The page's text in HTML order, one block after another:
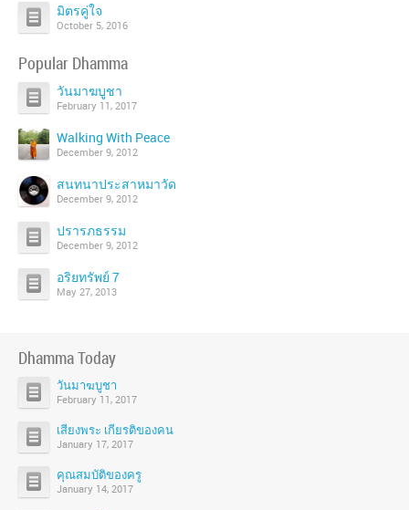
มิตรคู่ใจ
October 5, 2016
Popular Dhamma
วันมาฆบูชา
February 11, 2017
Walking With Peace
December 9, 2012
สนทนาประสาหมาวัด
December 9, 2012
ปรารภธรรม
December 9, 2012
อริยทรัพย์ 7
May 27, 2013
Dhamma Today
วันมาฆบูชา
February 11, 2017
เสียงพระ เกียรติของคน
January 17, 2017
คุณสมบัติของครู
January 14, 2017